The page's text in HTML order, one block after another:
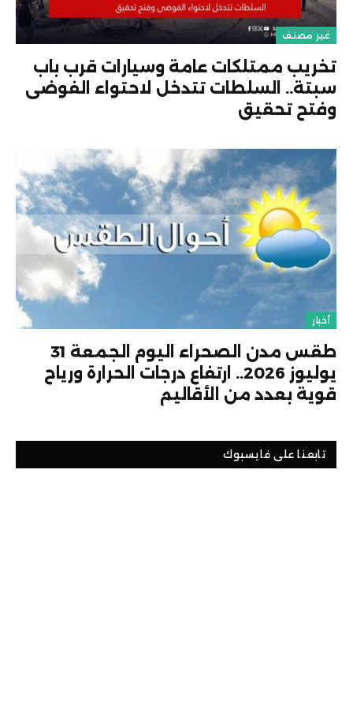
غير مصنف
تخريب ممتلكات عامة وسيارات قرب باب
سبتة.. السلطات تتدخل لاحتواء الفوضى
وفتح تحقيق
أخبار
طقس مدن الصحراء اليوم الجمعة 31
يوليوز 2026.. ارتفاع درجات الحرارة ورياح
قوية بعدد من الأقاليم
تابعنا على فايسبوك